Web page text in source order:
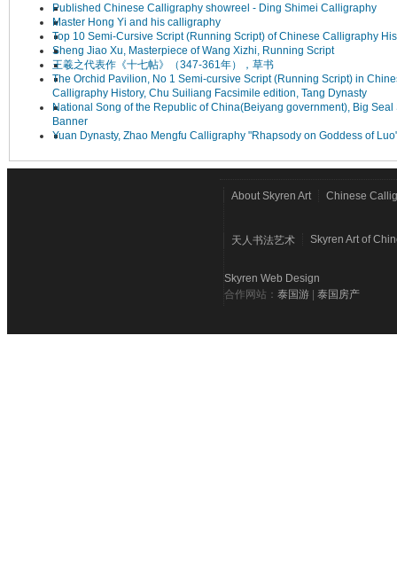
Published Chinese Calligraphy showreel - Ding Shimei Calligraphy
Master Hong Yi and his calligraphy
Top 10 Semi-Cursive Script (Running Script) of Chinese Calligraphy
Sheng Jiao Xu, Masterpiece of Wang Xizhi, Running Script
王羲之代表作《十七帖》（347-361年），草书
The Orchid Pavilion, No 1 Semi-cursive Script (Running Script) in
Calligraphy History, Chu Suiliang Facsimile edition, Tang Dynasty
National Song of the Republic of China(Beiyang government), Big Seal
Banner
Yuan Dynasty, Zhao Mengfu Calligraphy "Rhapsody on Goddess of
About Skyren Art Chinese
天人书法艺术 Skyren Art of
Skyren Web Design
合作网站： 泰国游 | 泰国房产